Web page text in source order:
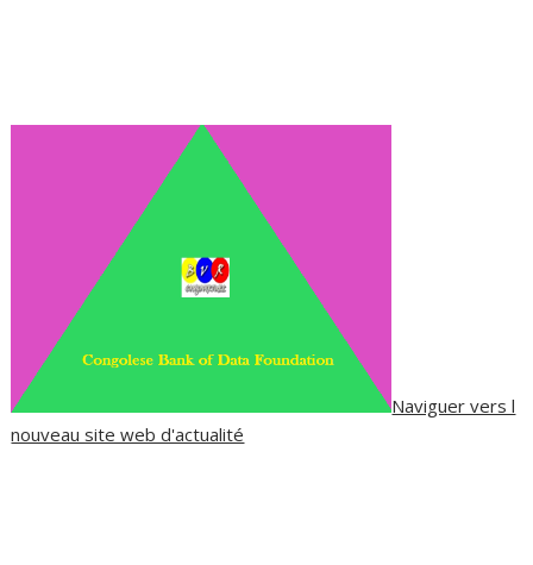
Naviguer vers l
nouveau site web d'actualité